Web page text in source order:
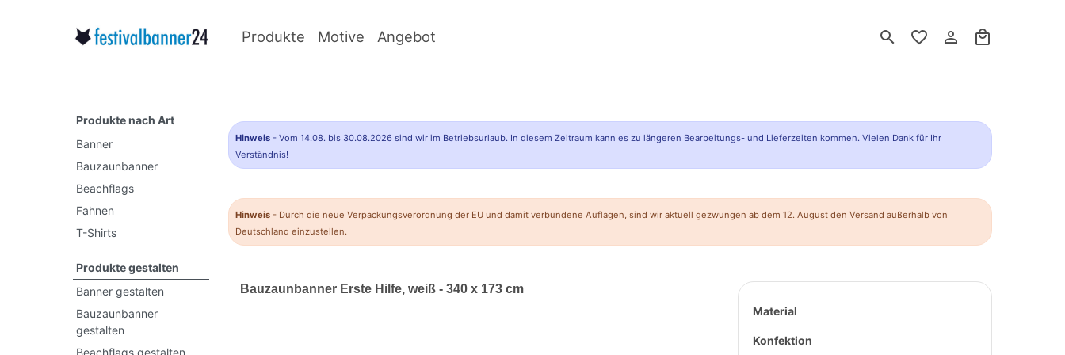
Produkte Motive Angebot search favorite_border person_outline local_mall
Produkte nach Art
Banner
Bauzaunbanner
Beachflags
Fahnen
T-Shirts
Produkte gestalten
Banner gestalten
Bauzaunbanner
gestalten
Beachflags gestalten
Hinweis - Vom 14.08. bis 30.08.2026 sind wir im Betriebsurlaub. In diesem Zeitraum kann es zu längeren Bearbeitungs- und Lieferzeiten kommen. Vielen Dank für Ihr
Verständnis!
Hinweis - Durch die neue Verpackungsverordnung der EU und damit verbundene Auflagen, sind wir aktuell gezwungen ab dem 12. August den Versand außerhalb von
Deutschland einzustellen.
Bauzaunbanner Erste Hilfe, weiß - 340 x 173 cm
Material
Konfektion